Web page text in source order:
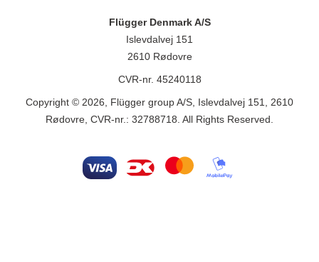
Flügger Denmark A/S
Islevdalvej 151
2610 Rødovre
CVR-nr. 45240118
Copyright © 2026, Flügger group A/S, Islevdalvej 151, 2610
Rødovre, CVR-nr.: 32788718. All Rights Reserved.